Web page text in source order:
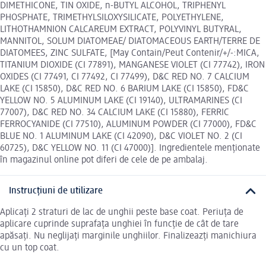
DIMETHICONE, TIN OXIDE, n-BUTYL ALCOHOL, TRIPHENYL
PHOSPHATE, TRIMETHYLSILOXYSILICATE, POLYETHYLENE,
LITHOTHAMNION CALCAREUM EXTRACT, POLYVINYL BUTYRAL,
MANNITOL, SOLUM DIATOMEAE/ DIATOMACEOUS EARTH/TERRE DE
DIATOMEES, ZINC SULFATE, [May Contain/Peut Contenir/+/-:MICA,
TITANIUM DIOXIDE (CI 77891), MANGANESE VIOLET (CI 77742), IRON
OXIDES (CI 77491, CI 77492, CI 77499), D&C RED NO. 7 CALCIUM
LAKE (CI 15850), D&C RED NO. 6 BARIUM LAKE (CI 15850), FD&C
YELLOW NO. 5 ALUMINUM LAKE (CI 19140), ULTRAMARINES (CI
77007), D&C RED NO. 34 CALCIUM LAKE (CI 15880), FERRIC
FERROCYANIDE (CI 77510), ALUMINUM POWDER (CI 77000), FD&C
BLUE NO. 1 ALUMINUM LAKE (CI 42090), D&C VIOLET NO. 2 (CI
60725), D&C YELLOW NO. 11 (CI 47000)]. Ingredientele menționate
în magazinul online pot diferi de cele de pe ambalaj.
Instrucțiuni de utilizare
Aplicați 2 straturi de lac de unghii peste base coat. Periuța de
aplicare cuprinde suprafața unghiei în funcție de cât de tare
apăsați. Nu neglijați marginile unghiilor. Finalizeazți manichiura
cu un top coat.